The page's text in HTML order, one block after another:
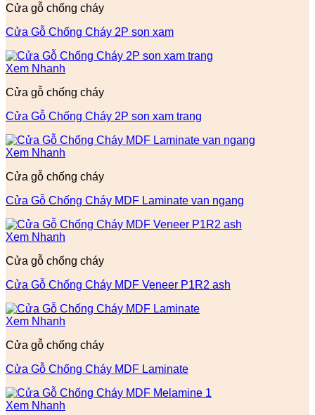
Cửa gỗ chống cháy
Cửa Gỗ Chống Cháy 2P son xam
Xem Nhanh
Cửa gỗ chống cháy
Cửa Gỗ Chống Cháy 2P son xam trang
Xem Nhanh
Cửa gỗ chống cháy
Cửa Gỗ Chống Cháy MDF Laminate van ngang
Xem Nhanh
Cửa gỗ chống cháy
Cửa Gỗ Chống Cháy MDF Veneer P1R2 ash
Xem Nhanh
Cửa gỗ chống cháy
Cửa Gỗ Chống Cháy MDF Laminate
Xem Nhanh